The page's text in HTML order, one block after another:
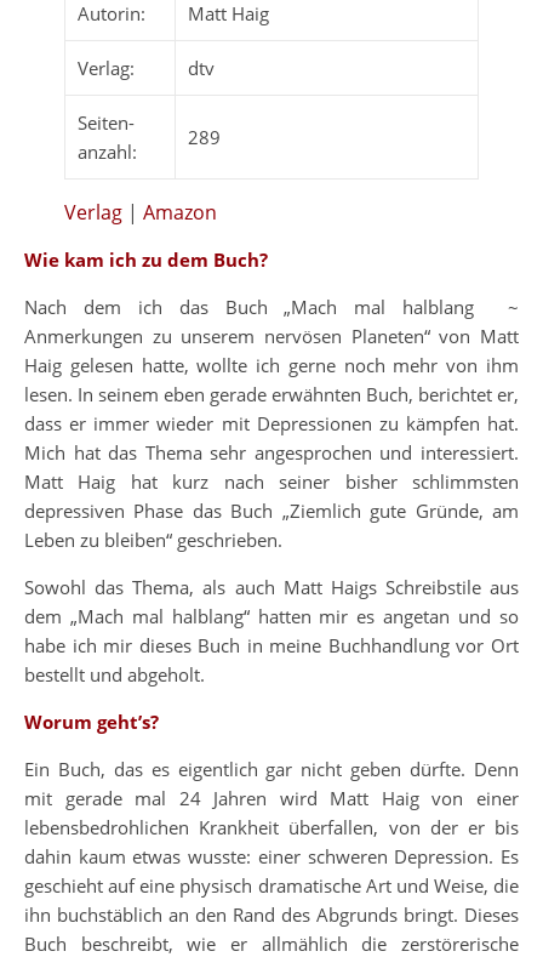
Autorin: Matt Haig
Verlag: dtv
Seiten-
anzahl:
289
Verlag| Amazon
Wie kam ich zu dem Buch?
Nach dem ich das Buch „Mach mal halblang ~
Anmerkungen zu unserem nervösen Planeten“ von Matt
Haig gelesen hatte, wollte ich gerne noch mehr von ihm
lesen. In seinem eben gerade erwähnten Buch, berichtet er,
dass er immer wieder mit Depressionen zu kämpfen hat.
Mich hat das Thema sehr angesprochen und interessiert.
Matt Haig hat kurz nach seiner bisher schlimmsten
depressiven Phase das Buch „Ziemlich gute Gründe, am
Leben zu bleiben“ geschrieben.
Sowohl das Thema, als auch Matt Haigs Schreibstile aus
dem „Mach mal halblang“ hatten mir es angetan und so
habe ich mir dieses Buch in meine Buchhandlung vor Ort
bestellt und abgeholt.
Worum geht’s?
Ein Buch, das es eigentlich gar nicht geben dürfte. Denn
mit gerade mal 24 Jahren wird Matt Haig von einer
lebensbedrohlichen Krankheit überfallen, von der er bis
dahin kaum etwas wusste: einer schweren Depression. Es
geschieht auf eine physisch dramatische Art und Weise, die
ihn buchstäblich an den Rand des Abgrunds bringt. Dieses
Buch beschreibt, wie er allmählich die zerstörerische